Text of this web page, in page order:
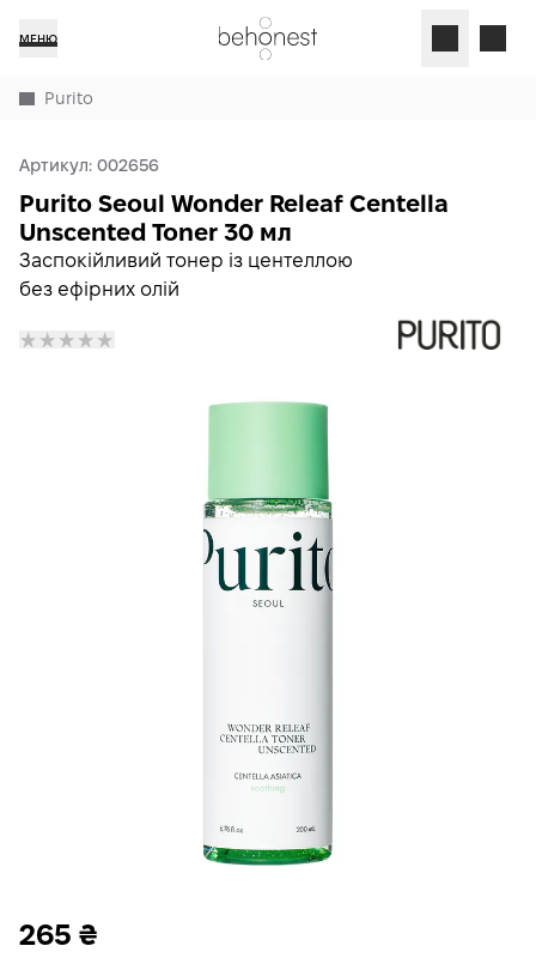
МЕНЮ
Purito
Артикул: 002656
Заспокійливий тонер із центеллою
без ефірних олій
Purito Seoul Wonder Releaf Centella
Unscented Toner 30 мл
265 ₴